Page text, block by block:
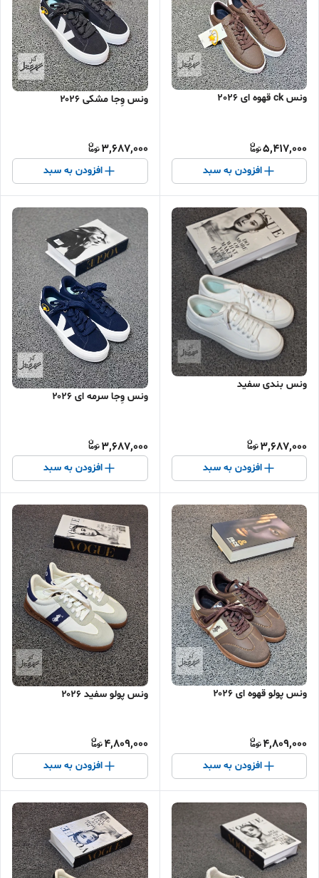
ونس ck قهوه ای 2026
5,417,000
افزودن به سبد
ونس وِجا مشکی ۲۰۲۶
3,687,000
افزودن به سبد
ونس بندی سفید
3,687,000
افزودن به سبد
ونس وِجا سرمه ای ۲۰۲۶
3,687,000
افزودن به سبد
ونس پولو قهوه ای ۲۰۲۶
4,809,000
افزودن به سبد
ونس پولو سفید ۲۰۲۶
4,809,000
افزودن به سبد